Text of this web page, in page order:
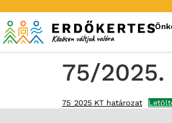
75/
75_2025 KT határozat